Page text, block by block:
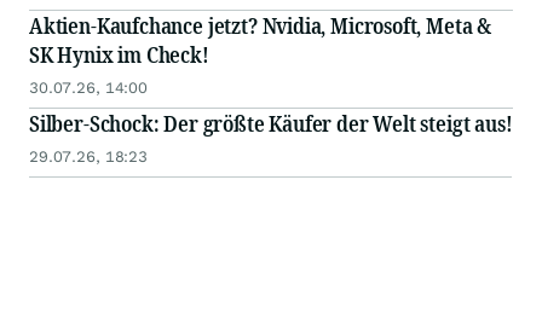
Aktien-Kaufchance jetzt? Nvidia, Microsoft, Meta &
SK Hynix im Check!
30.07.26, 14:00
Silber-Schock: Der größte Käufer der Welt steigt aus!
29.07.26, 18:23